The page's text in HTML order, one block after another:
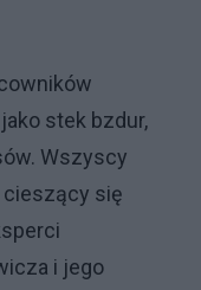
stek bzdur,
Wszyscy
się
i jego